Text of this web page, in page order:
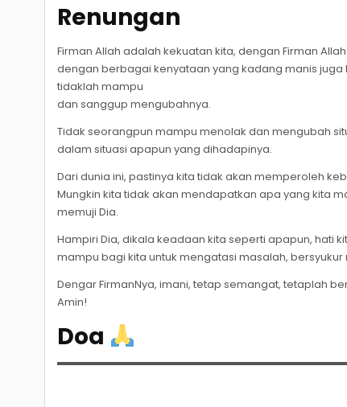
Renungan
Firman Allah adalah kekuatan kita, dengan Firman
dengan berbagai kenyataan yang kadang manis
tidaklah mampu
dan sanggup mengubahnya.
Tidak seorangpun mampu menolak dan mengubah
dalam situasi apapun yang dihadapinya.
Dari dunia ini, pastinya kita tidak akan memperoleh
Mungkin kita tidak akan mendapatkan apa yang kita
memuji Dia.
Hampiri Dia, dikala keadaan kita seperti apapun, hati
mampu bagi kita untuk mengatasi masalah,
Dengar FirmanNya, imani, tetap semangat, tetaplah
Amin!
Doa